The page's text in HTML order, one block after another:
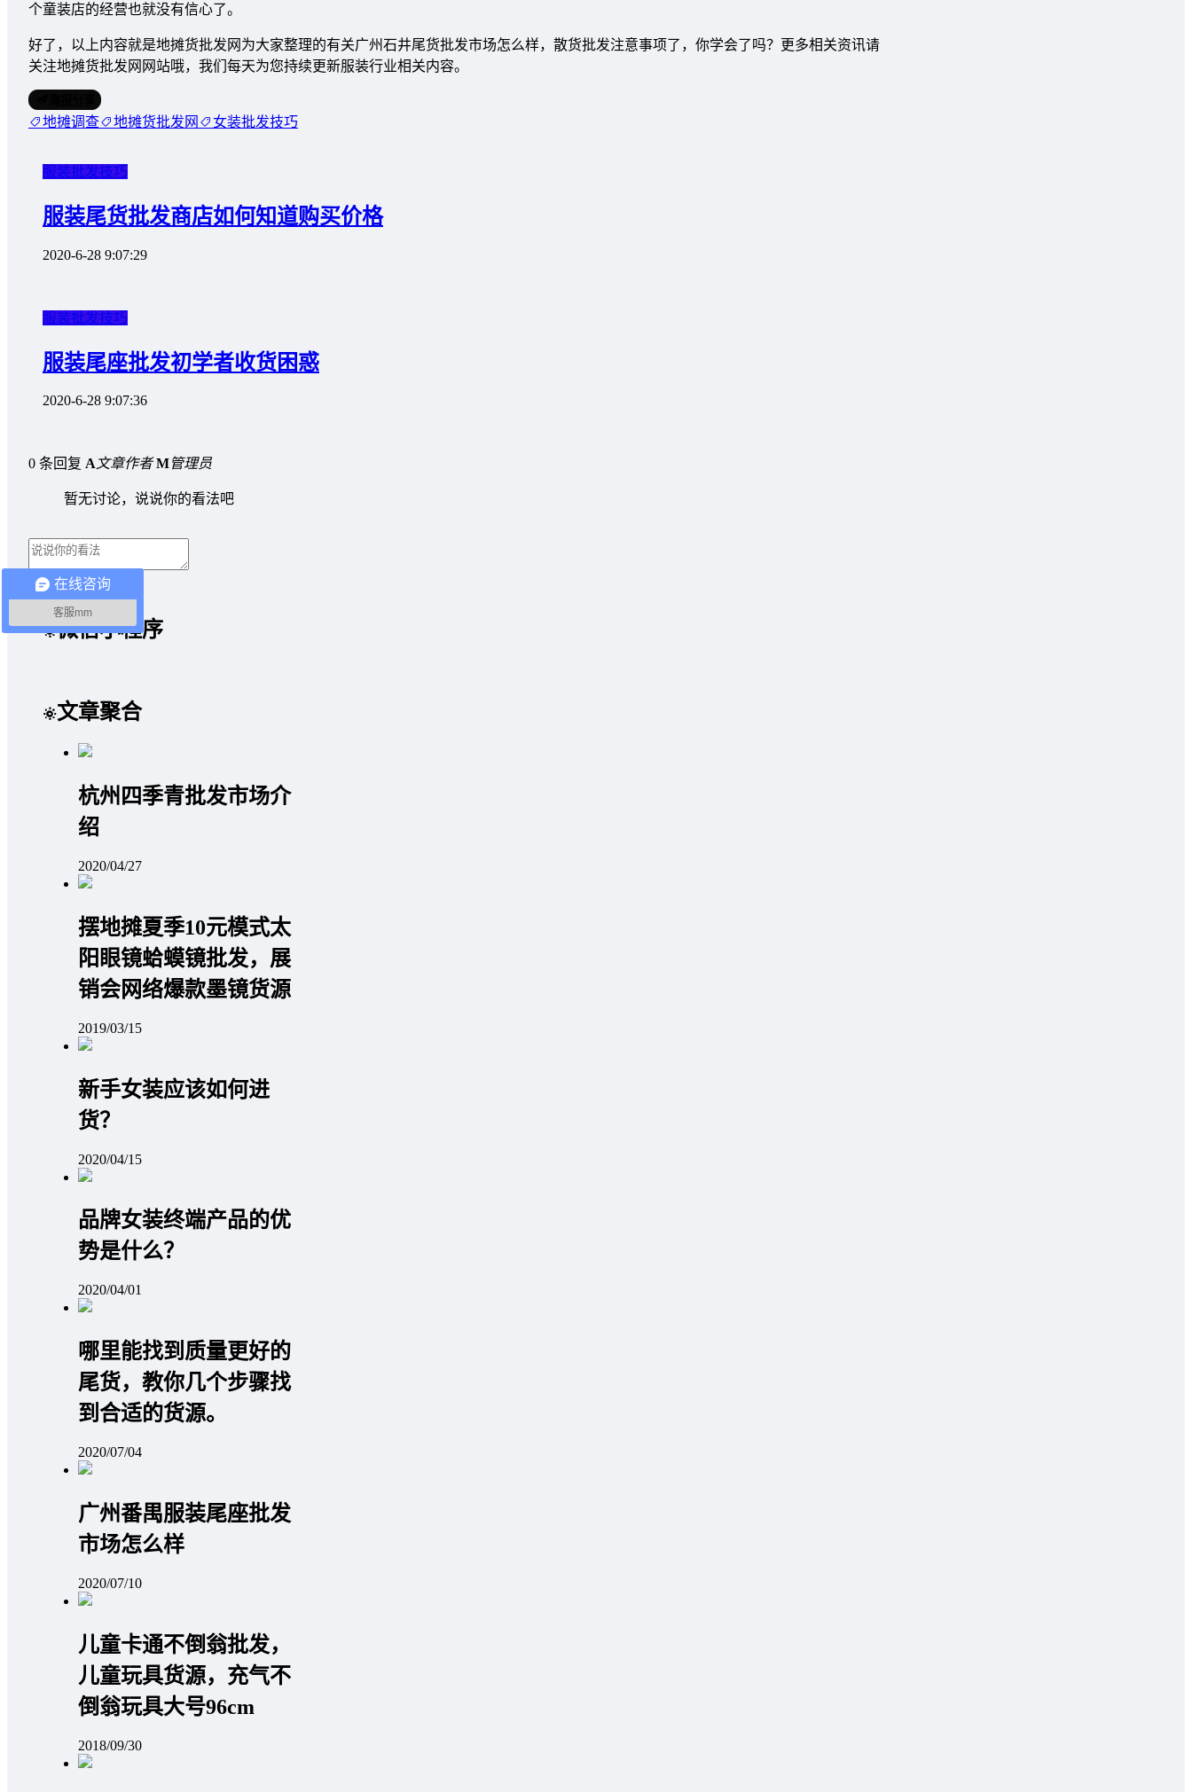
个童装店的经营也就没有信心了。
好了，以上内容就是地摊货批发网为大家整理的有关广州石井尾货批发市场怎么样，散货批发注意事项了，你学会了吗？更多相关资讯请
关注地摊货批发网网站哦，我们每天为您持续更新服装行业相关内容。
地摊调查 地摊货批发网 女装批发技巧
服装批发技巧
服装尾货批发商店如何知道购买价格
2020-6-28 9:07:29
服装批发技巧
服装尾座批发初学者收货困惑
2020-6-28 9:07:36
0 条回复 A文章作者 M管理员
暂无讨论，说说你的看法吧
取消回复
微信小程序
文章聚合
杭州四季青批发市场介
绍
2020/04/27
摆地摊夏季10元模式太
阳眼镜蛤蟆镜批发，展
销会网络爆款墨镜货源
2019/03/15
新手女装应该如何进
货？
2020/04/15
品牌女装终端产品的优
势是什么？
2020/04/01
哪里能找到质量更好的
尾货，教你几个步骤找
到合适的货源。
2020/07/04
广州番禺服装尾座批发
市场怎么样
2020/07/10
儿童卡通不倒翁批发，
儿童玩具货源，充气不
倒翁玩具大号96cm
2018/09/30
在线咨询
客服mm